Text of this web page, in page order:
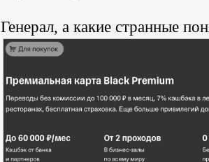
Генерал, а какие странные